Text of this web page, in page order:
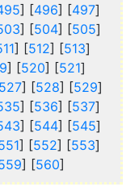
] [496] [497]
] [504] [505]
] [512] [513]
] [520] [521]
527] [528] [529]
] [536] [537]
] [544] [545]
] [552] [553]
] [560]